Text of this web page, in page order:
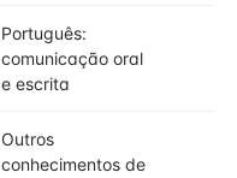
Português:
comunicação oral
e escrita
Outros
conhecimentos de